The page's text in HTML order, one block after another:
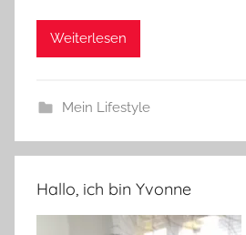
Weiterlesen
Mein Lifestyle
Hallo, ich bin Yvonne